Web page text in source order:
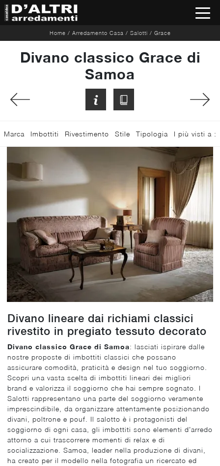
Home / Arredamento Casa / Salotti / Grace
Divano classico Grace di
Samoa
Marca Imbottiti Rivestimento Stile Tipologia I più visti a :
Divano lineare dai richiami classici
rivestito in pregiato tessuto decorato
Divano classico Grace di Samoa: lasciati ispirare dalle
nostre proposte di imbottiti classici che possano
assicurare comodità, praticità e design nel tuo soggiorno.
Scopri una vasta scelta di imbottiti lineari dei migliori
brand e valorizza il soggiorno che hai sempre sognato. I
Salotti rappresentano una parte del soggiorno veramente
imprescindibile, da organizzare attentamente posizionando
divani, poltrone e pouf. Il salotto è i protagonisti del
soggiorno di ogni casa, gli imbottiti sono elementi d’arredo
attorno a cui trascorrere momenti di relax e di
socializzazione. Samoa, leader nella produzione di divani,
ha creato per il modello nella fotografia un ricercato ed